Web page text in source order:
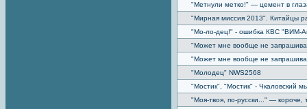
"Метнули метко!" — цемент в
"Мирная миссия 2013". Китайцы
"Мо-ло-дец!" - ошибка КВС "ВИМ-
"Может мне вообще не
"Может мне вообще не
"Молодец" NWS2568
"Мостик", "Мостик" - Чкаловский
"Моя-твоя, по-русски..." — короче,